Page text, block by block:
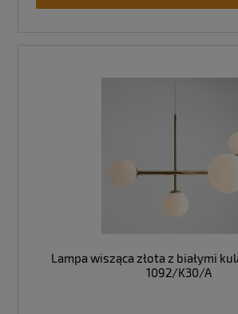
Lampa wisząca złota z białymi
1092/K30/A